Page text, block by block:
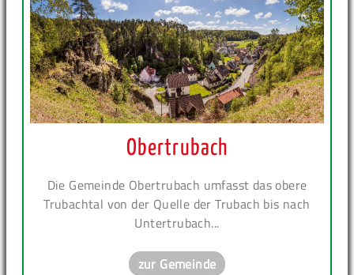
Obertrubach
Die Gemeinde Obertrubach umfasst das obere
Trubachtal von der Quelle der Trubach bis nach
Untertrubach...
zur Gemeinde